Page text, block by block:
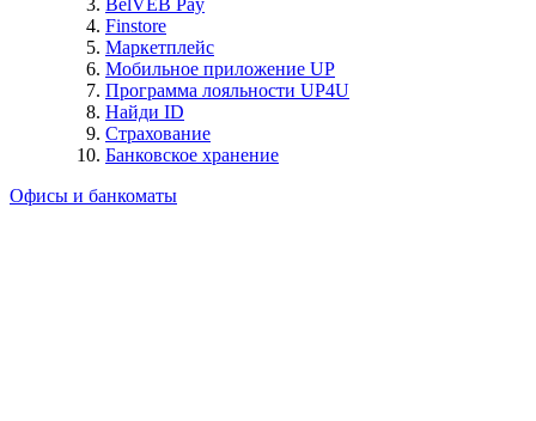
BelVEB Pay
Finstore
Маркетплейс
Мобильное приложение UP
Программа лояльности UP4U
Найди ID
Страхование
Банковское хранение
Офисы и банкоматы